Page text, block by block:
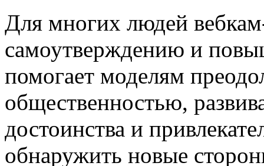
Для многих людей
самоутверждению и
помогает моделям
общественностью,
достоинства и
обнаружить новые